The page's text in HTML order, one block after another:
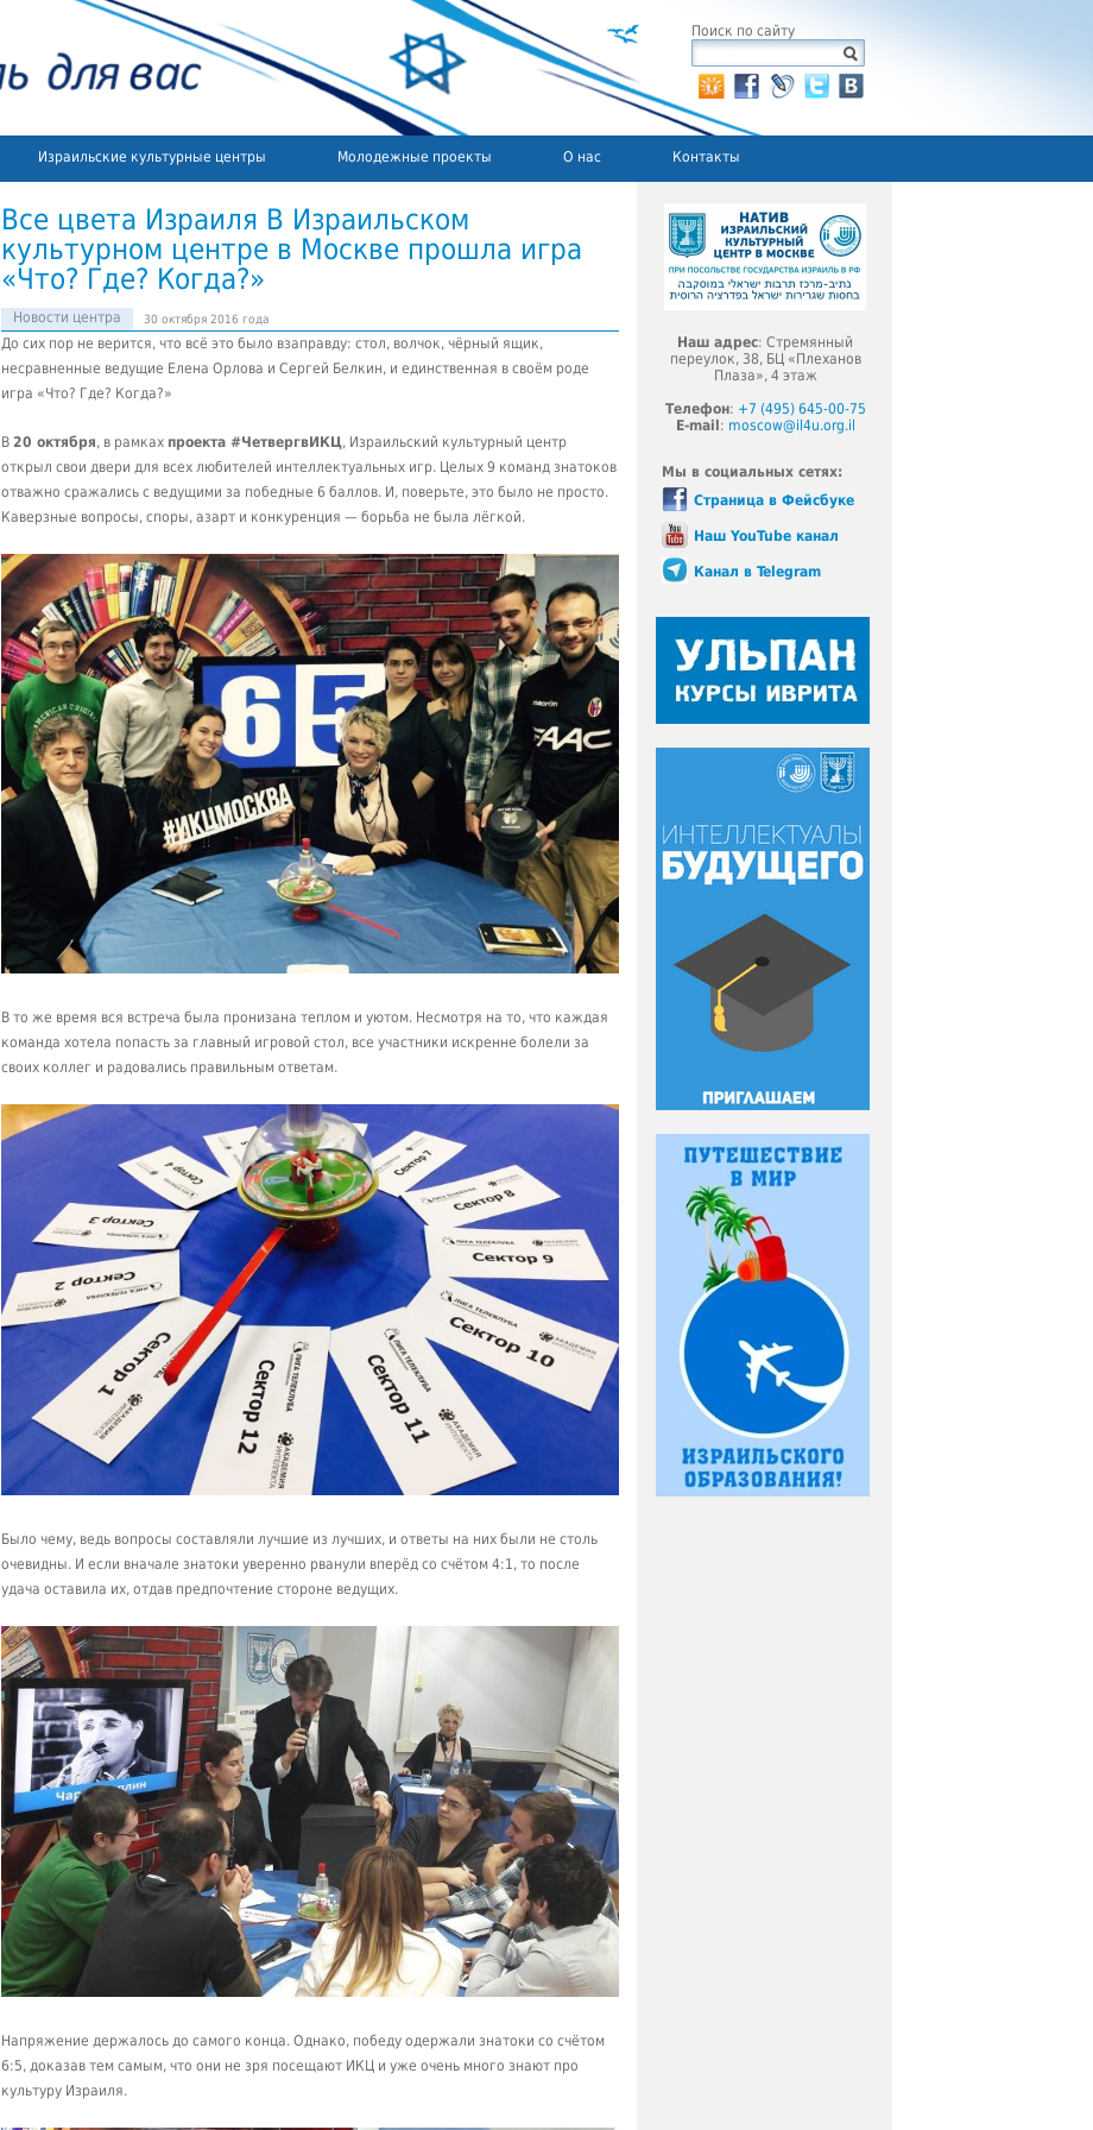
Поиск по сайту
Израильские культурные центры Молодежные проекты О нас Контакты
Все цвета Израиля В Израильском
культурном центре в Москве прошла игра
«Что? Где? Когда?»
Новости центра 30 октября 2016 года
До сих пор не верится, что всё это было взаправду: стол, волчок, чёрный ящик,
несравненные ведущие Елена Орлова и Сергей Белкин, и единственная в своём роде
игра «Что? Где? Когда?»
В 20 октября, в рамках проекта #ЧетвергвИКЦ, Израильский культурный центр
открыл свои двери для всех любителей интеллектуальных игр. Целых 9 команд знатоков
отважно сражались с ведущими за победные 6 баллов. И, поверьте, это было не просто.
Каверзные вопросы, споры, азарт и конкуренция — борьба не была лёгкой.
В то же время вся встреча была пронизана теплом и уютом. Несмотря на то, что каждая
команда хотела попасть за главный игровой стол, все участники искренне болели за
своих коллег и радовались правильным ответам.
Было чему, ведь вопросы составляли лучшие из лучших, и ответы на них были не столь
очевидны. И если вначале знатоки уверенно рванули вперёд со счётом 4:1, то после
удача оставила их, отдав предпочтение стороне ведущих.
Напряжение держалось до самого конца. Однако, победу одержали знатоки со счётом
6:5, доказав тем самым, что они не зря посещают ИКЦ и уже очень много знают про
культуру Израиля.
Наш адрес: Стремянный
переулок, 38, БЦ «Плеханов
Плаза», 4 этаж
Телефон: +7 (495) 645-00-75
E-mail : moscow@il4u.org.il
Мы в социальных сетях:
Страница в Фейсбуке
Наш YouTube канал
Канал в Telegram